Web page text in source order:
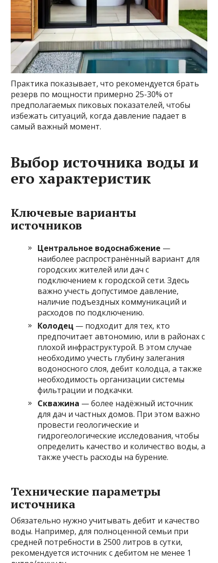
Практика показывает, что рекомендуется брать
резерв по мощности примерно 25-30% от
предполагаемых пиковых показателей, чтобы
избежать ситуаций, когда давление падает в
самый важный момент.
Выбор источника воды и
его характеристик
Ключевые варианты
источников
Центральное водоснабжение —
наиболее распространённый вариант для
городских жителей или дач с
подключением к городской сети. Здесь
важно учесть допустимое давление,
наличие подъездных коммуникаций и
расходов по подключению.
Колодец — подходит для тех, кто
предпочитает автономию, или в районах с
плохой инфраструктурой. В этом случае
необходимо учесть глубину залегания
водоносного слоя, дебит колодца, а также
необходимость организации системы
фильтрации и подкачки.
Скважина — более надёжный источник
для дач и частных домов. При этом важно
провести геологические и
гидрогеологические исследования, чтобы
определить качество и количество воды, а
также учесть расходы на бурение.
Технические параметры
источника
Обязательно нужно учитывать дебит и качество
воды. Например, для полноценной семьи при
средней потребности в 2500 литров в сутки,
рекомендуется источник с дебитом не менее 1